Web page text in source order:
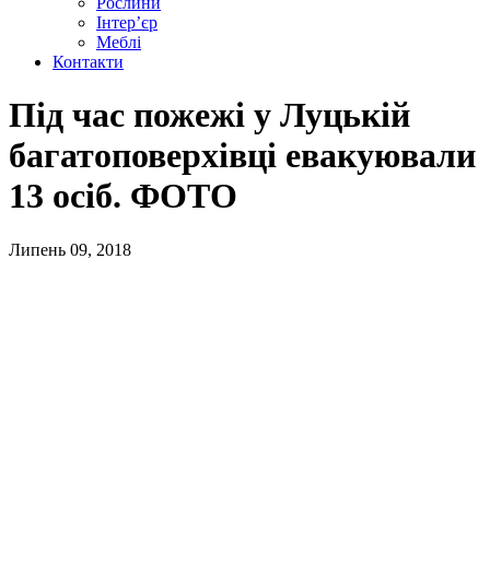
Інтер’єр
Меблі
Контакти
Під час пожежі у Луцькій
багатоповерхівці евакуювали
13 осіб. ФОТО
Липень 09, 2018